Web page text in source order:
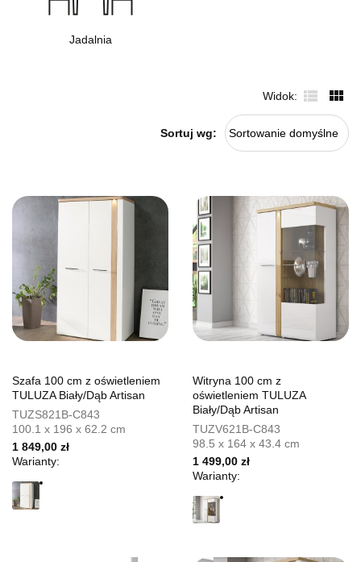
Jadalnia
Widok
Sortuj wg: Sortowanie domyślne
Szafa 100 cm z oświetleniem
TULUZA Biały/Dąb Artisan
TUZS821B-C843
100.1 x 196 x 62.2 cm
1 849,00 zł
Warianty:
Witryna 100 cm z
oświetleniem TULUZA
Biały/Dąb Artisan
TUZV621B-C843
98.5 x 164 x 43.4 cm
1 499,00 zł
Warianty: